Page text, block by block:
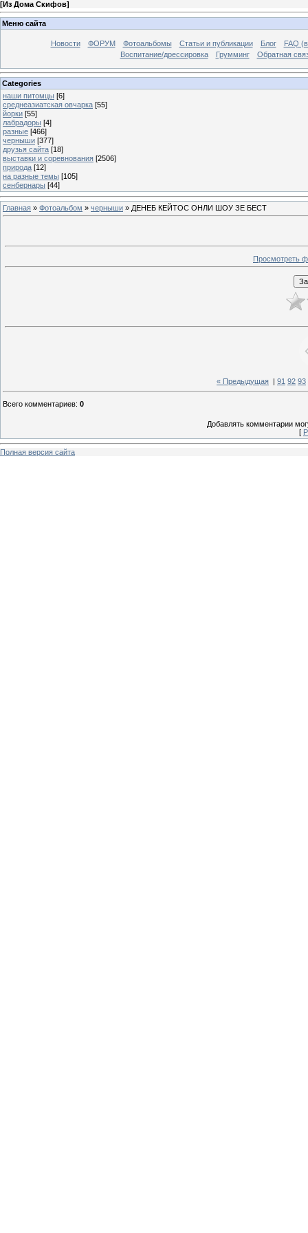
[Из Дома Скифов]
Меню сайта
Новости ФОРУМ Фотоальбомы Статьи и публикации Блог
FAQ
Воспитание/дрессировка
Грумминг Обратная
Categories
наши питомцы [6]
среднеазиатская овчарка [55]
йорки [55]
лабрадоры [4]
разные [466]
черныши [377]
друзья сайта [18]
выставки и соревнования [2506]
природа [12]
на разные темы [105]
сенбернары [44]
Главная » Фотоальбом » черныши » ДЕНЕБ КЕЙТОС ОНЛИ ШОУ ЗЕ БЕСТ
Просмотреть
« Предыдущая | 91 92 93
Всего комментариев: 0
Добавлять комментарии
[
Полная версия сайта